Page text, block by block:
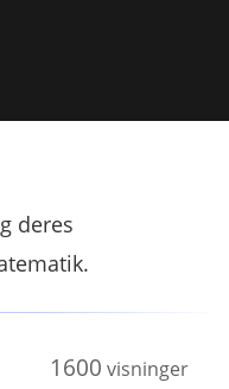
deres
1600 visninger